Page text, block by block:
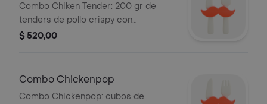
Combo Chiken Tender: 200 gr de
tenders de pollo crispy con
guarnición de papas fritas y salsa a
$ 520,00
Combo Chickenpop
Combo Chickenpop: cubos de